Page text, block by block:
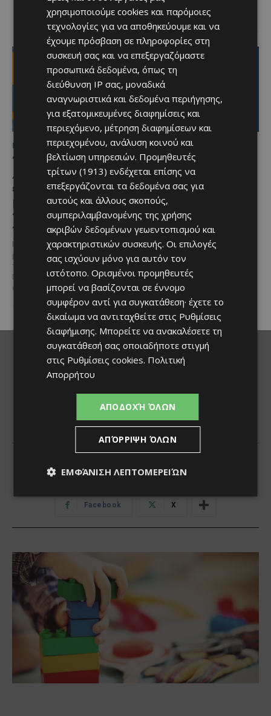
μεγάλους να απολαύσουν
μοναδικές...
ΜΈΝΟΥΜΕ ΚΎΠΡΟ
Το 10ο Φεστιβάλ
Αγροτικού Πολιτισμού
επιστρέφει στον Πρωταρά
με μουσική,
παραδοσιακές γεύσεις και
πλούσιο πρόγραμμα
Η κυπριακή παράδοση δίνει ξανά
ραντεβού στον Πρωταρά, καθώς
το 10ο Φεστιβάλ Αγροτικού
Πολιτισμού θα πραγματοποιηθεί
στις 2...
ΜΈΝΟΥΜΕ ΕΝΗΜΕΡΩΜΈΝΟΙ
Διεθνώς αναγνωρισμένα
κρασιά στην κορυφαία
σχέση ποιότητας-τιμής
από τη Lidl Κύπρου
Με σφραγίδα ποιότητας από
τους Masters of Wine, η κάβα της
εταιρείας συνδυάζει εξαιρετική
ποικιλία, διεθνείς διακρίσεις
και...
χρησιμοποιούμε cookies και παρόμοιες
τεχνολογίες για να αποθηκεύουμε και να
έχουμε πρόσβαση σε πληροφορίες στη
συσκευή σας και να επεξεργαζόμαστε
προσωπικά δεδομένα, όπως τη
διεύθυνση IP σας, μοναδικά
αναγνωριστικά και δεδομένα περιήγησης,
για εξατομικευμένες διαφημίσεις και
περιεχόμενο, μέτρηση διαφημίσεων και
περιεχομένου, ανάλυση κοινού και
βελτίωση υπηρεσιών. Προμηθευτές
τρίτων (1913) ενδέχεται επίσης να
επεξεργάζονται τα δεδομένα σας για
αυτούς και άλλους σκοπούς,
συμπεριλαμβανομένης της χρήσης
ακριβών δεδομένων γεωεντοπισμού και
χαρακτηριστικών συσκευής. Οι επιλογές
σας ισχύουν μόνο για αυτόν τον
ιστότοπο. Ορισμένοι προμηθευτές
μπορεί να βασίζονται σε έννομο
συμφέρον αντί για συγκατάθεση· έχετε το
δικαίωμα να αντιταχθείτε στις Ρυθμίσεις
διαφήμισης. Μπορείτε να ανακαλέσετε τη
συγκατάθεσή σας οποιαδήποτε στιγμή
στις Ρυθμίσεις cookies. Πολιτική
Απορρήτου
ΑΠΟΔΟΧΉ ΌΛΩΝ
ΑΠΌΡΡΙΨΗ ΌΛΩΝ
ΕΜΦΆΝΙΣΗ ΛΕΠΤΟΜΕΡΕΙΏΝ